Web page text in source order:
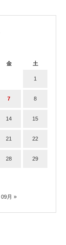
金 土
09月 »
1
7 8
14 15
21 22
28 29